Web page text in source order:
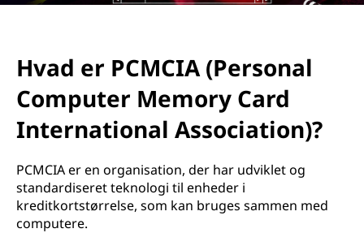
Hvad er PCMCIA (Personal
Computer Memory Card
International Association)?
PCMCIA er en organisation, der har udviklet og
standardiseret teknologi til enheder i
kreditkortstørrelse, som kan bruges sammen med
computere.